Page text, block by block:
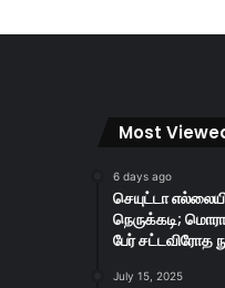
Most
6 days ago
செயுட்டா
நெருக்கடி;
பேர் சட்டவிரோத
July 15, 2025